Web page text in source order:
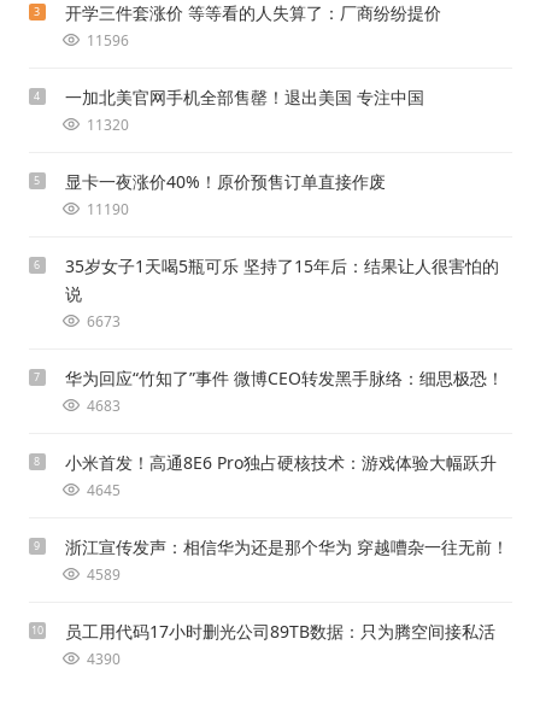
3 开学三件套涨价 等等看的人失算了：厂商纷纷提价
11596
4 一加北美官网手机全部售罄！退出美国 专注中国
11320
5 显卡一夜涨价40%！原价预售订单直接作废
11190
6
35岁女子1天喝5瓶可乐 坚持了15年后：结果让人很害怕的
说
6673
7 华为回应“竹知了”事件 微博CEO转发黑手脉络：细思极恐！
4683
8 小米首发！高通8E6 Pro独占硬核技术：游戏体验大幅跃升
4645
9 浙江宣传发声：相信华为还是那个华为 穿越嘈杂一往无前！
4589
10 员工用代码17小时删光公司89TB数据：只为腾空间接私活
4390